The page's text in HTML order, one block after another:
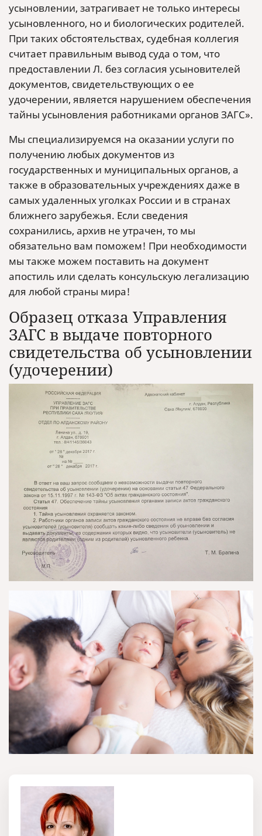
усыновлении, затрагивает не только интересы
усыновленного, но и биологических родителей.
При таких обстоятельствах, судебная коллегия
считает правильным вывод суда о том, что
предоставлении Л. без согласия усыновителей
документов, свидетельствующих о ее
удочерении, является нарушением обеспечения
тайны усыновления работниками органов ЗАГС».
Мы специализируемся на оказании услуги по
получению любых документов из
государственных и муниципальных органов, а
также в образовательных учреждениях даже в
самых удаленных уголках России и в странах
ближнего зарубежья. Если сведения
сохранились, архив не утрачен, то мы
обязательно вам поможем! При необходимости
мы также можем поставить на документ
апостиль или сделать консульскую легализацию
для любой страны мира!
Образец отказа Управления
ЗАГС в выдаче повторного
свидетельства об усыновлении
(удочерении)